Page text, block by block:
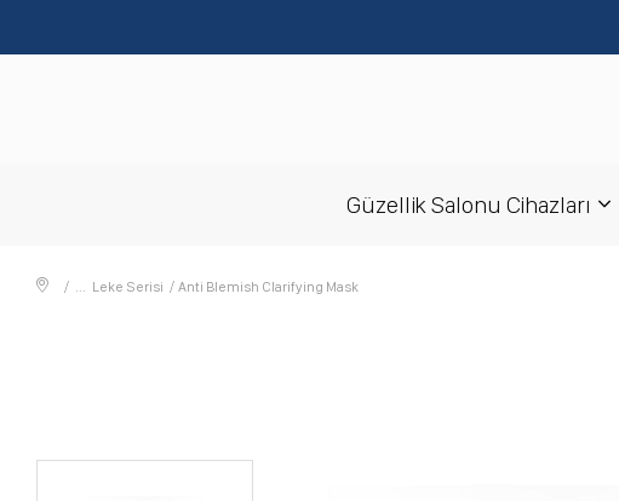
Güzellik Salonu Cihazları
Leke Serisi Anti Blemish Clarifying Mask